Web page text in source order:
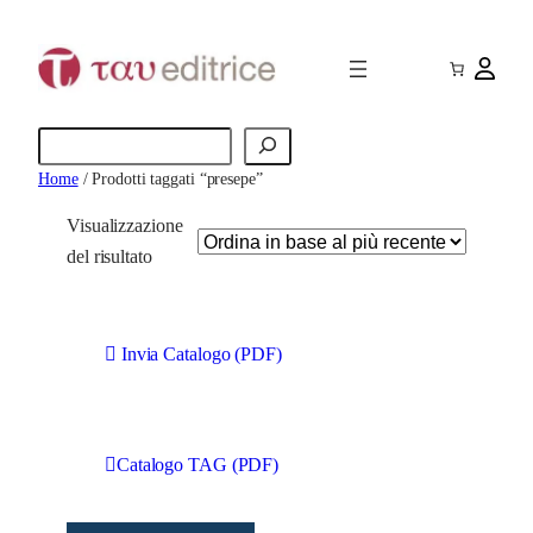
Home/ Prodotti taggati “presepe”
Visualizzazione
del risultato
Invia Catalogo (PDF)
Catalogo TAG (PDF)